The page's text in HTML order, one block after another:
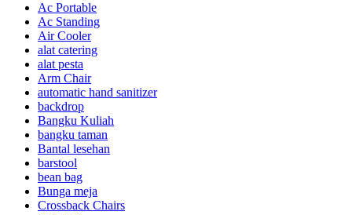
Ac Portable
Ac Standing
Air Cooler
alat catering
alat pesta
Arm Chair
automatic hand sanitizer
backdrop
Bangku Kuliah
bangku taman
Bantal lesehan
barstool
bean bag
Bunga meja
Crossback Chairs